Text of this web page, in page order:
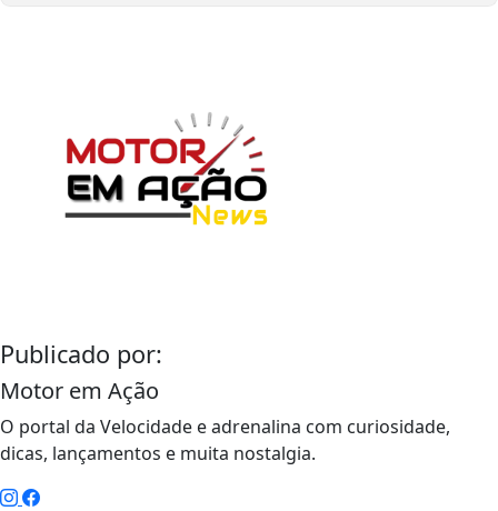
Publicado por:
Motor em Ação
O portal da Velocidade e adrenalina com curiosidade,
dicas, lançamentos e muita nostalgia.